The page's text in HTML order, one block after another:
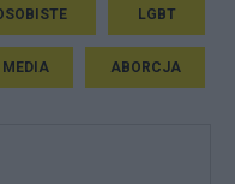
LGBT
MEDIA ABORCJA